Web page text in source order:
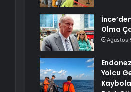
Olma
Ağustos
Yolcu